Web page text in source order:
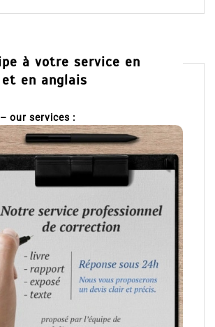
à votre service en
en anglais
our services :